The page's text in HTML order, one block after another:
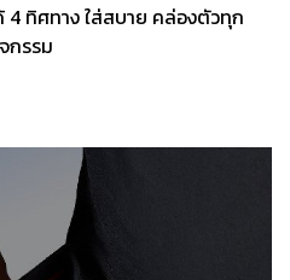
4 ทิศทาง ใส่สบาย คล่องตัวทุก
กรรม